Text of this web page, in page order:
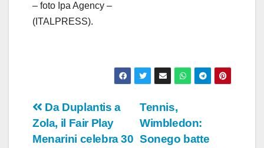
– foto Ipa Agency –
(ITALPRESS).
Navigazione
articoli
Tennis,
Wimbledon:
Sonego batte
Da Duplantis a
Zola, il Fair Play
Menarini celebra 30